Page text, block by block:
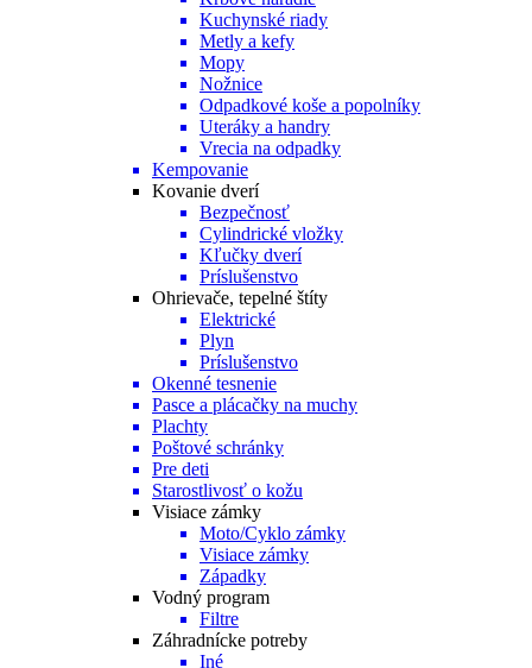
Kuchynské riady
Metly a kefy
Mopy
Nožnice
Odpadkové koše a popolníky
Uteráky a handry
Vrecia na odpadky
Kempovanie
Kovanie dverí
Bezpečnosť
Cylindrické vložky
Kľučky dverí
Príslušenstvo
Ohrievače, tepelné štíty
Elektrické
Plyn
Príslušenstvo
Okenné tesnenie
Pasce a plácačky na muchy
Plachty
Poštové schránky
Pre deti
Starostlivosť o kožu
Visiace zámky
Moto/Cyklo zámky
Visiace zámky
Západky
Vodný program
Filtre
Záhradnícke potreby
Iné